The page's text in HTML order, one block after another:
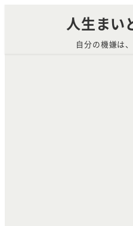
人生まい
自分の機嫌は